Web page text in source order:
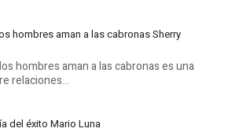
hombres aman a las cabronas Sherry
hombres aman a las cabronas es una
relaciones...
del éxito Mario Luna